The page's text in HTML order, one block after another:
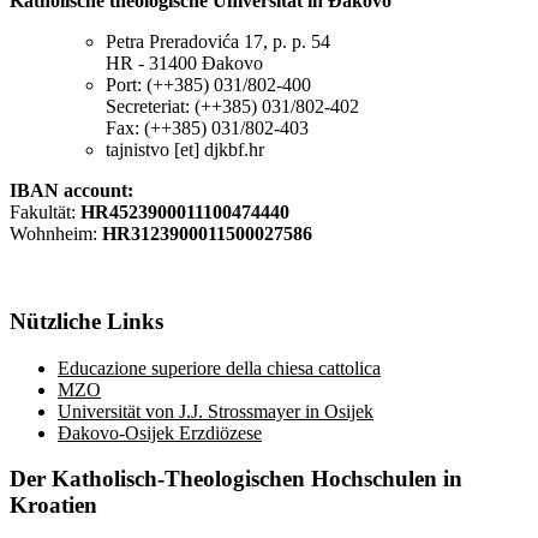
Petra Preradovića 17, p. p. 54
HR - 31400 Đakovo
Port: (++385) 031/802-400
Secreteriat: (++385) 031/802-402
Fax: (++385) 031/802-403
tajnistvo [et] djkbf.hr
IBAN account:
Fakultät: HR4523900011100474440
Wohnheim: HR3123900011500027586
Nützliche Links
Educazione superiore della chiesa cattolica
MZO
Universität von J.J. Strossmayer in Osijek
Đakovo-Osijek Erzdiözese
Der Katholisch-Theologischen Hochschulen in
Kroatien